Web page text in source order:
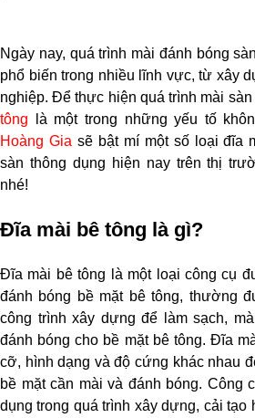
Ngày nay, quá trình mài đánh bóng
phổ biến trong nhiều lĩnh vực, từ xây
nghiệp. Để thực hiện quá trình mài
tông
Hoàng Gia sẽ bật mí một số loại đĩa
sàn thông dụng hiện nay trên thị
nhé!
Đĩa mài bê tông là gì?
Đĩa mài bê tông là một loại công cụ
đánh bóng bề mặt bê tông, thường
công trình xây dựng để làm sạch,
đánh bóng cho bề mặt bê tông. Đĩa
cỡ, hình dạng và độ cứng khác nhau
bề mặt cần mài và đánh bóng.
dụng trong quá trình xây dựng, cải tạo